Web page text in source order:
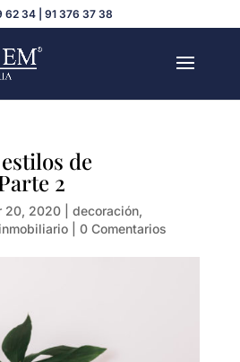
62 34 | 91 376 37 38
de
2
20, 2020| decoración,
| 0 Comentarios